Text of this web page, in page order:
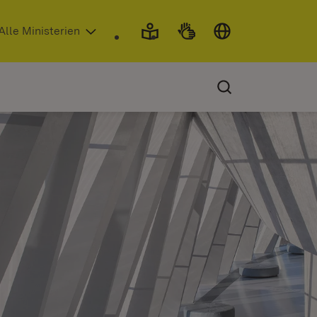
neuem Fenster)
Ministerien